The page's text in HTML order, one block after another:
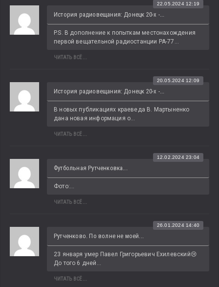
История радиовещания: Донецк 20-х -...
22.05.2024 12:19
P.S. В дополнение к попыткам местонахождения
первой вещательной радиостанции РА-77...
ЧИТАТЬ ВСЁ...
История радиовещания: Донецк 20-х -...
20.05.2024 12:09
В новых публикациях краеведа В. Мартыненко
дана новая информация о...
ЧИТАТЬ ВСЁ...
Футбольная Рутченковка...
12.02.2024 23:04
Фото:...
ЧИТАТЬ ВСЁ...
Рутченково. По волне не моей...
26.01.2024 14:40
23 января умер Павел Григорьевич Ехилевский😢
До того 6 дней...
ЧИТАТЬ ВСЁ...